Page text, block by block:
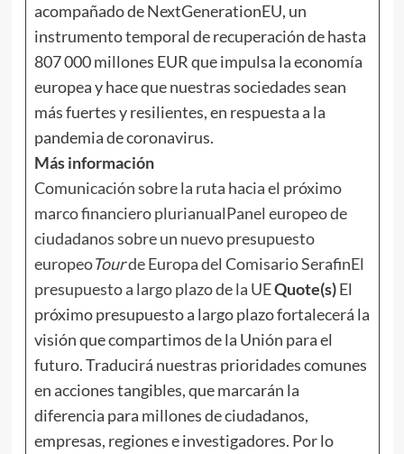
acompañado de NextGenerationEU, un
instrumento temporal de recuperación de hasta
807 000 millones EUR que impulsa la economía
europea y hace que nuestras sociedades sean
más fuertes y resilientes, en respuesta a la
pandemia de coronavirus.
Más información
Comunicación sobre la ruta hacia el próximo
marco financiero plurianualPanel europeo de
ciudadanos sobre un nuevo presupuesto
europeoTourde Europa del Comisario SerafinEl
presupuesto a largo plazo de la UEQuote(s)El
próximo presupuesto a largo plazo fortalecerá la
visión que compartimos de la Unión para el
futuro. Traducirá nuestras prioridades comunes
en acciones tangibles, que marcarán la
diferencia para millones de ciudadanos,
empresas, regiones e investigadores. Por lo